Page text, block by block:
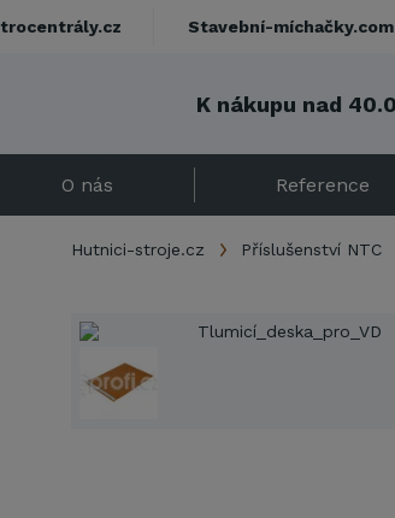
K nákupu nad
O nás Reference
Hutnici-stroje.cz Příslušenství NTC
Stavební-míchačky.com